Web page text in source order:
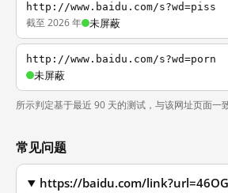
http://www.baidu.com/s?wd=piss
截至 2026 年 未屏蔽
http://www.baidu.com/s?wd=porn
未屏蔽
所示判定基于最近 90 天的测试，与该网址页面一致
常见问题
https://baidu.com/